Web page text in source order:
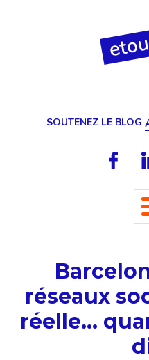
SOUTENEZ LE BLOG
réseaux
réelle…